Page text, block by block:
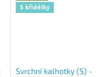
S křidélky
Svrchní kalhotky (S) -